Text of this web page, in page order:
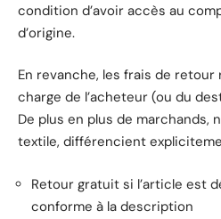
condition d’avoir accès au
d’origine.
En revanche, les frais de
charge de l’acheteur (ou du
De plus en plus de marchands,
textile, différencient
Retour gratuit si l’article est
conforme à la description